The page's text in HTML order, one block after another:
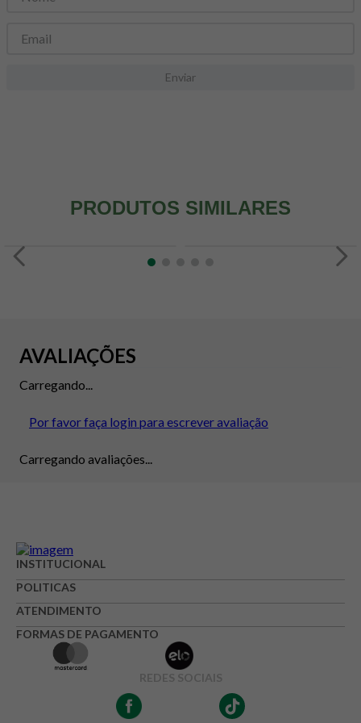
Enviar
PRODUTOS SIMILARES
AVALIAÇÕES
Carregando...
Por favor faça login para escrever avaliação
Carregando avaliações...
INSTITUCIONAL
POLITICAS
ATENDIMENTO
FORMAS DE PAGAMENTO
REDES SOCIAIS
8º snack proteico mundo verde
9 psyllium